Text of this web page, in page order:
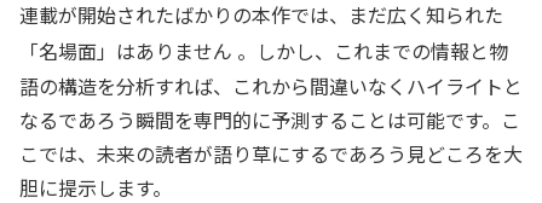
連載が開始されたばかりの本作では、まだ広く知られた
「名場面」はありません 。しかし、これまでの情報と物
語の構造を分析すれば、これから間違いなくハイライトと
なるであろう瞬間を専門的に予測することは可能です。こ
こでは、未来の読者が語り草にするであろう見どころを大
胆に提示します。